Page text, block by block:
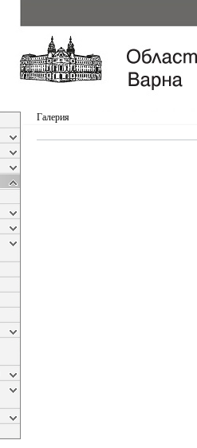
Галерия